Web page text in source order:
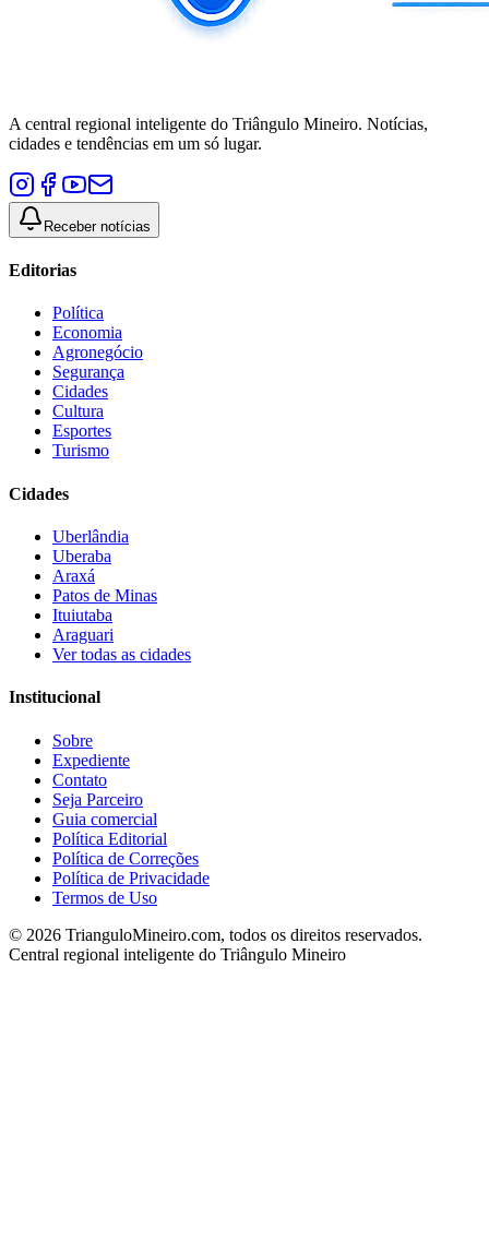
A central regional inteligente do Triângulo Mineiro. Notícias,
cidades e tendências em um só lugar.
Receber notícias
Editorias
Política
Economia
Agronegócio
Segurança
Cidades
Cultura
Esportes
Turismo
Cidades
Uberlândia
Uberaba
Araxá
Patos de Minas
Ituiutaba
Araguari
Ver todas as cidades
Institucional
Sobre
Expediente
Contato
Seja Parceiro
Guia comercial
Política Editorial
Política de Correções
Política de Privacidade
Termos de Uso
© 2026 TrianguloMineiro.com, todos os direitos reservados.
Central regional inteligente do Triângulo Mineiro